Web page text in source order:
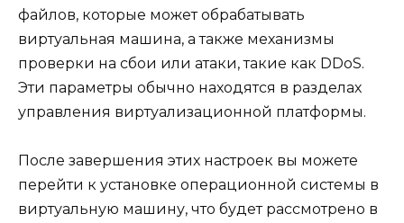
файлов, которые может обрабатывать
виртуальная машина, а также механизмы
проверки на сбои или атаки, такие как DDoS.
Эти параметры обычно находятся в разделах
управления виртуализационной платформы.
После завершения этих настроек вы можете
перейти к установке операционной системы в
виртуальную машину, что будет рассмотрено в